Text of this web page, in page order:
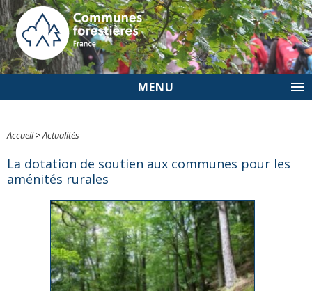
MENU
Accueil>Actualités
La dotation de soutien aux communes pour les
aménités rurales